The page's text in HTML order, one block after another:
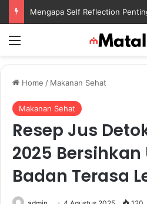
Home / Makanan Sehat
Makanan Sehat
Resep Jus
2025
Badan Terasa